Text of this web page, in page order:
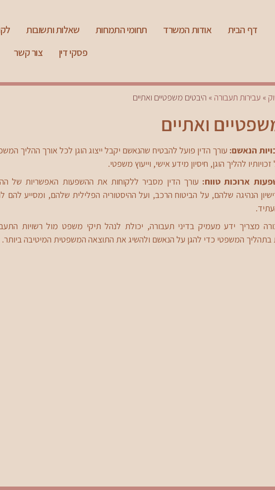
דף הבית אודות המשרד תחומי התמחות שאלות ותשובות
פסקי דין
צור קשר
» עבירות תעבורה » היבטים משפטיים ואתיים
ואתיים
הנאשם: עורך הדין פועל להבטיח שהנאשם יקבל ייצוג הוגן לכל אורך ההליך
להליך הוגן, חיסיון מידע אישי, וייעוץ משפטי.
ארוכות טווח: עורך הדין מסביר ללקוחות את ההשפעות האפשריות של
הנהיגה שלהם, על הביטוח הרכב, ועל ההיסטוריה הפלילית שלהם, ומסייע להם
מצריך ידע מעמיק בדיני תעבורה, יכולת לנהל תיקי משפט מול רשויות
בתהליך המשפטי כדי להגן על הנאשם ולהשיג את התוצאה המשפטית המיטיבה ביותר.